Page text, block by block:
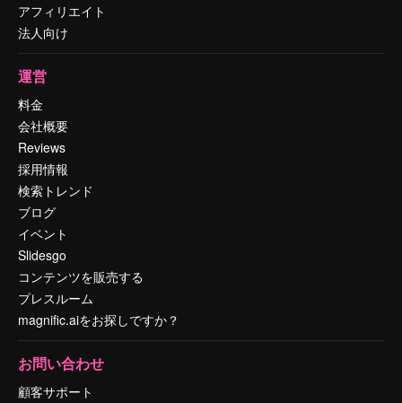
アフィリエイト
法人向け
運営
料金
会社概要
Reviews
採用情報
検索トレンド
ブログ
イベント
Slidesgo
コンテンツを販売する
プレスルーム
magnific.aiをお探しですか？
お問い合わせ
顧客サポート